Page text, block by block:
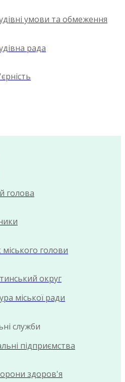
умови та обмеження
рада
голова
голови
округ
міської ради
служби
підприємства
здоров'я